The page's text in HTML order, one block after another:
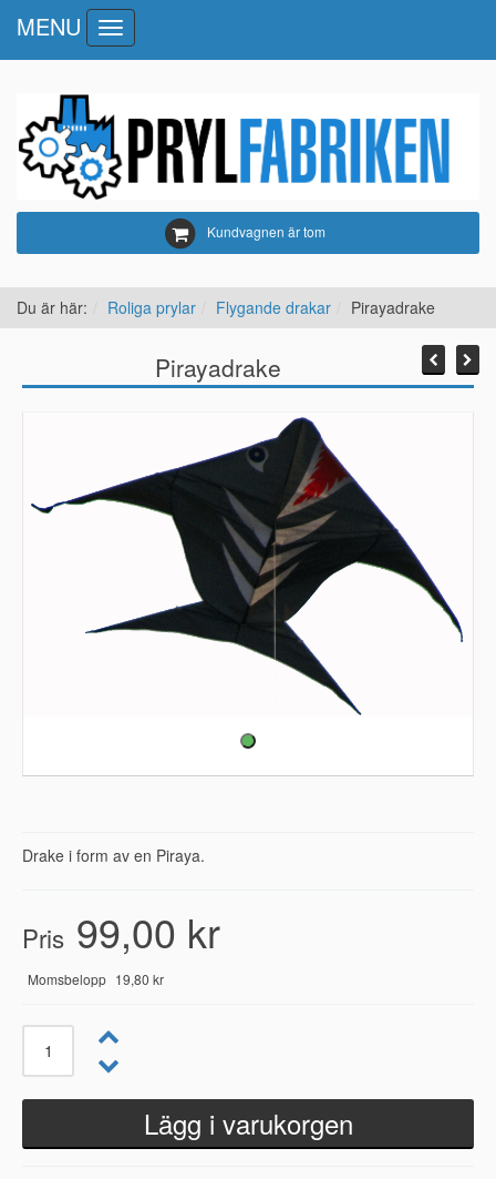
Kundvagnen är tom
MENU
Toggle
navigation
Du är här: Roliga prylar Flygande drakar Pirayadrake
Pirayadrake
Drake i form av en Piraya.
Pris 99,00 kr
Momsbelopp 19,80 kr